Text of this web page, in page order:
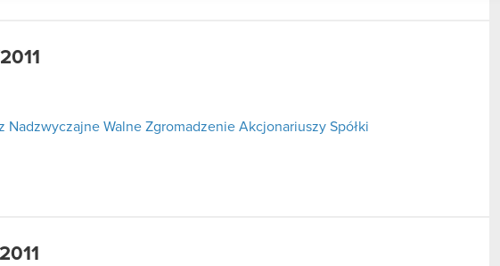
Nadzwyczajne Walne Zgromadzenie Akcjonariuszy Spółki